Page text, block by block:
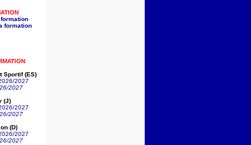
formation
Sportif (ES)
2027
2027
(J)
2027
2027
(D)
2027
2027